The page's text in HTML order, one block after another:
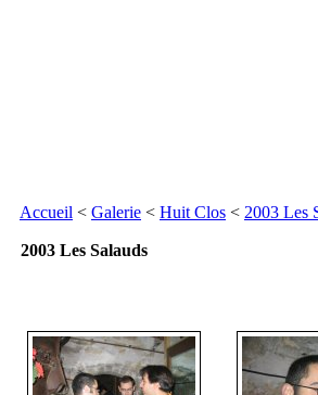
Accueil < Galerie < Huit Clos < 2003 Les
2003 Les Salauds